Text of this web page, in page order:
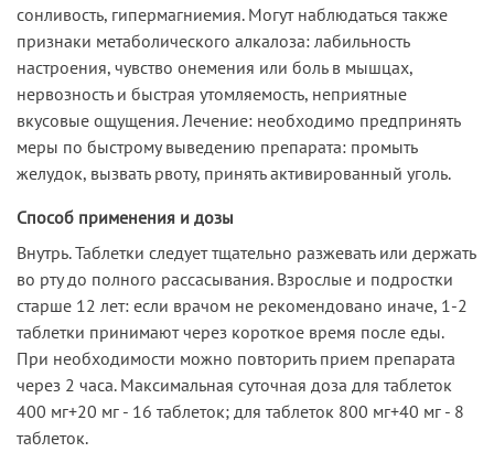
сонливость, гипермагниемия. Могут наблюдаться также
признаки метаболического алкалоза: лабильность
настроения, чувство онемения или боль в мышцах,
нервозность и быстрая утомляемость, неприятные
вкусовые ощущения. Лечение: необходимо предпринять
меры по быстрому выведению препарата: промыть
желудок, вызвать рвоту, принять активированный уголь.
Способ применения и дозы
Внутрь. Таблетки следует тщательно разжевать или держать
во рту до полного рассасывания. Взрослые и подростки
старше 12 лет: если врачом не рекомендовано иначе, 1-2
таблетки принимают через короткое время после еды.
При необходимости можно повторить прием препарата
через 2 часа. Максимальная суточная доза для таблеток
400 мг+20 мг - 16 таблеток; для таблеток 800 мг+40 мг - 8
таблеток.